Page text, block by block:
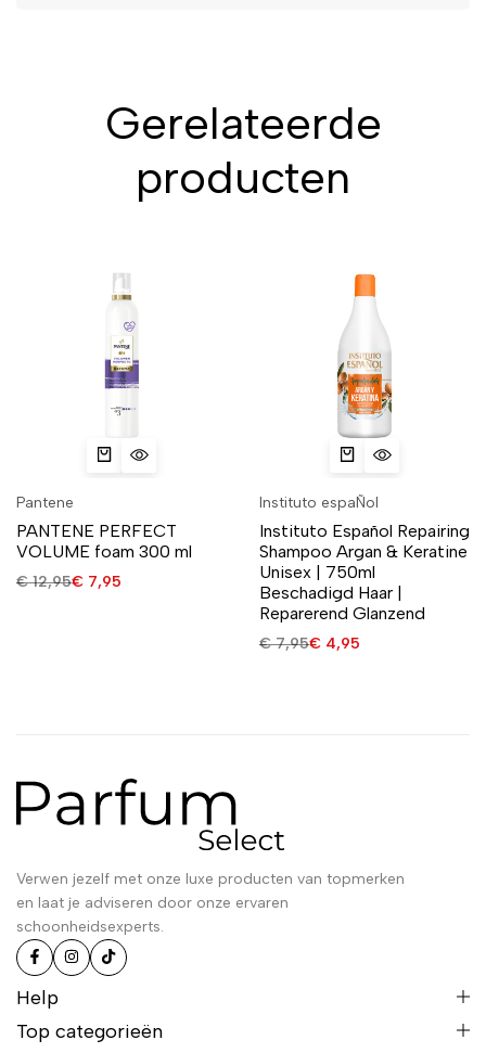
Gerelateerde
producten
Pantene
PANTENE PERFECT
VOLUME foam 300 ml
€12,95€ 7,95
Instituto espaÑol
Instituto Español Repairing
Shampoo Argan & Keratine
Unisex | 750ml
Beschadigd Haar |
Reparerend Glanzend
€7,95€ 4,95
Verwen jezelf met onze luxe producten van topmerken
en laat je adviseren door onze ervaren
schoonheidsexperts.
Help
Top categorieën